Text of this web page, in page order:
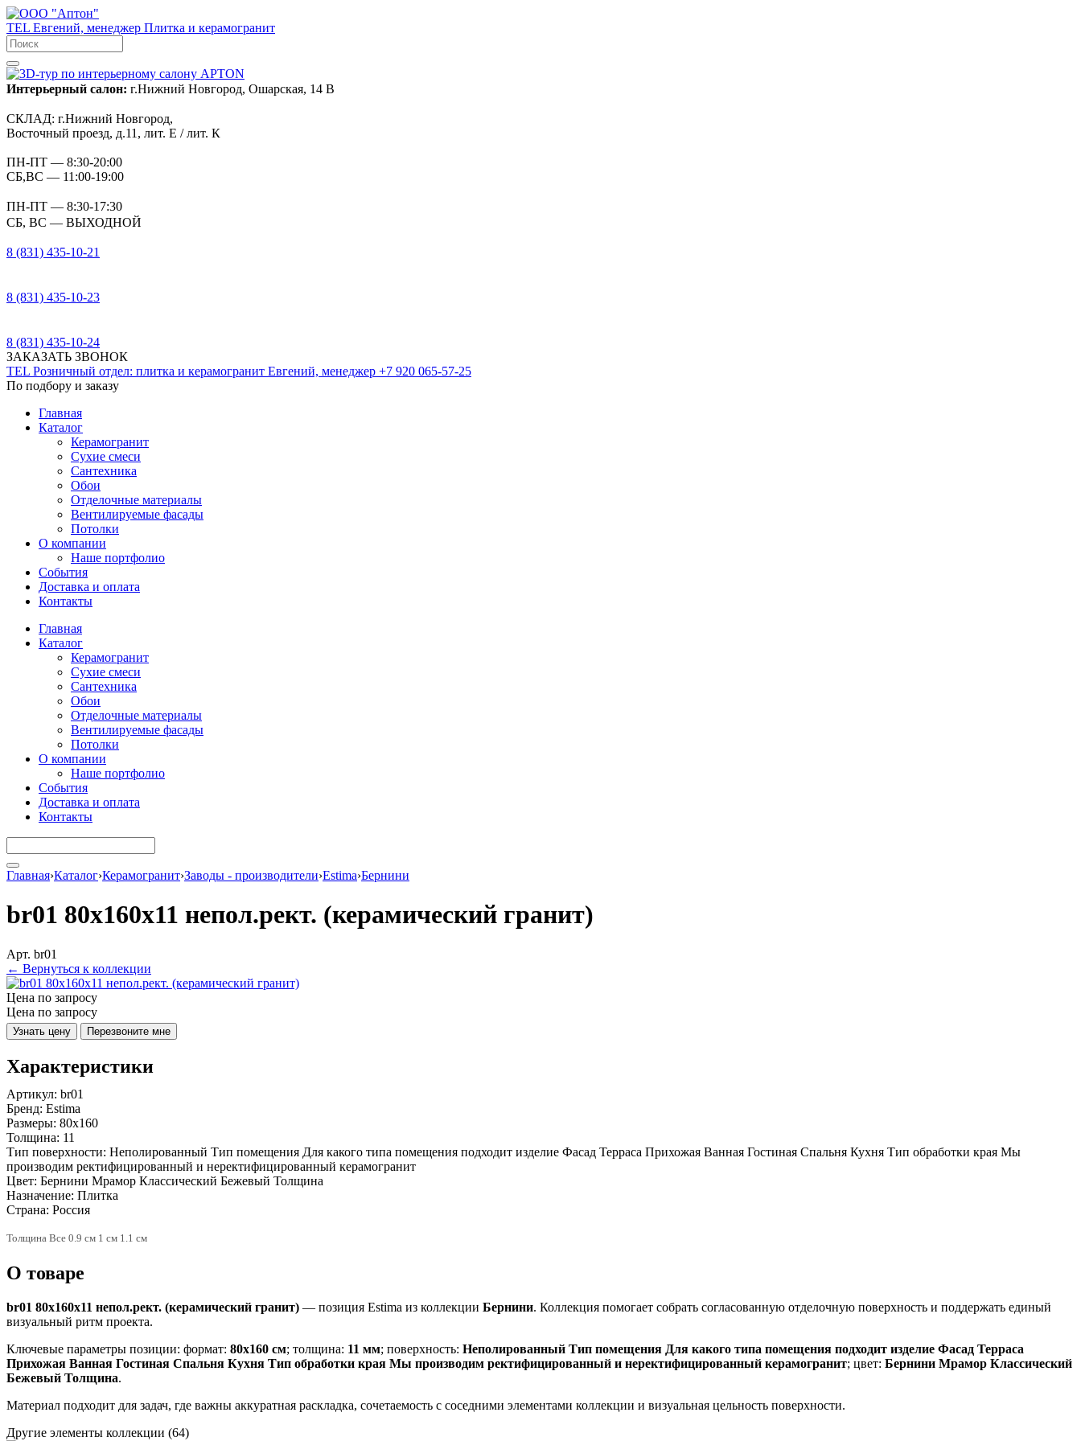
TEL Евгений, менеджер Плитка и керамогранит
Интерьерный салон: г.Нижний Новгород, Ошарская, 14 В
СКЛАД: г.Нижний Новгород,
Восточный проезд, д.11, лит. Е / лит. К
ПН-ПТ — 8:30-20:00
СБ,ВС — 11:00-19:00
ПН-ПТ — 8:30-17:30
СБ, ВС — ВЫХОДНОЙ
8 (831) 435-10-21
8 (831) 435-10-23
8 (831) 435-10-24
ЗАКАЗАТЬ ЗВОНОК
TEL Розничный отдел: плитка и керамогранит Евгений, менеджер +7 920 065-57-25
По подбору и заказу
Главная
Каталог
Керамогранит
Сухие смеси
Сантехника
Обои
Отделочные материалы
Вентилируемые фасады
Потолки
О компании
Наше портфолио
События
Доставка и оплата
Контакты
Главная
Каталог
Керамогранит
Сухие смеси
Сантехника
Обои
Отделочные материалы
Вентилируемые фасады
Потолки
О компании
Наше портфолио
События
Доставка и оплата
Контакты
Главная›Каталог›Керамогранит›Заводы - производители›Estima›Бернини
br01 80x160x11 непол.рект. (керамический гранит)
Арт. br01
← Вернуться к коллекции
Цена по запросу
Цена по запросу
Узнать цену Перезвоните мне
Характеристики
Артикул: br01
Бренд: Estima
Размеры: 80x160
Толщина: 11
Тип поверхности: Неполированный Тип помещения Для какого типа помещения подходит изделие Фасад Терраса Прихожая Ванная Гостиная Спальня Кухня Тип обработки края Мы
производим ректифицированный и неректифицированный керамогранит
Цвет: Бернини Мрамор Классический Бежевый Толщина
Назначение: Плитка
Страна: Россия
Толщина Все 0.9 см 1 см 1.1 см
О товаре
br01 80x160x11 непол.рект. (керамический гранит) — позиция Estima из коллекции Бернини. Коллекция помогает собрать согласованную отделочную поверхность и поддержать единый
визуальный ритм проекта.
Ключевые параметры позиции: формат: 80x160 см; толщина: 11 мм; поверхность: Неполированный Тип помещения Для какого типа помещения подходит изделие Фасад Терраса
Прихожая Ванная Гостиная Спальня Кухня Тип обработки края Мы производим ректифицированный и неректифицированный керамогранит; цвет: Бернини Мрамор Классический
Бежевый Толщина.
Материал подходит для задач, где важны аккуратная раскладка, сочетаемость с соседними элементами коллекции и визуальная цельность поверхности.
Другие элементы коллекции (64)